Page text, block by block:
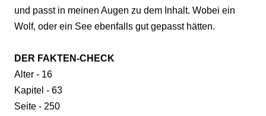
und passt in meinen Augen zu dem Inhalt. Wobei ein
Wolf, oder ein See ebenfalls gut gepasst hätten.
DER FAKTEN-CHECK
Alter - 16
Kapitel - 63
Seite - 250